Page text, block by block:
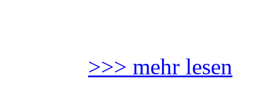
>>> mehr lesen